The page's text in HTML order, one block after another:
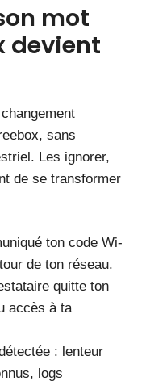
mot
devient
sans
Les ignorer,
de se transformer
ton code Wi-
de ton réseau.
quitte ton
accès à ta
: lenteur
logs